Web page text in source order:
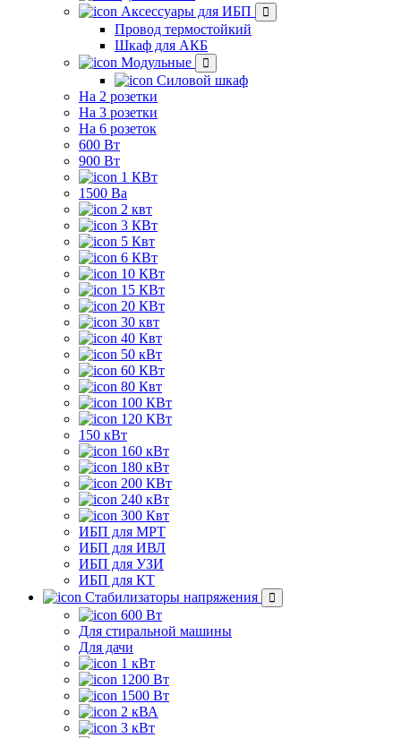
Аксессуары для ИБП
Провод термостойкий
Шкаф для АКБ
Модульные
Силовой шкаф
На 2 розетки
На 3 розетки
На 6 розеток
600 Вт
900 Вт
1 КВт
1500 Ва
2 квт
3 КВт
5 Квт
6 КВт
10 КВт
15 КВт
20 КВт
30 квт
40 Квт
50 кВт
60 КВт
80 Квт
100 КВт
120 КВт
150 кВт
160 кВт
180 кВт
200 КВт
240 кВт
300 Квт
ИБП для МРТ
ИБП для ИВЛ
ИБП для УЗИ
ИБП для КТ
Стабилизаторы напряжения
600 Вт
Для стиральной машины
Для дачи
1 кВт
1200 Вт
1500 Вт
2 кВА
3 кВт